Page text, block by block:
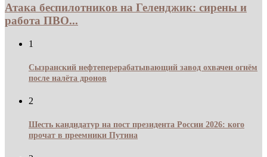
Атака беспилотников на Геленджик: сирены и
работа ПВО...
1
Сызранский нефтеперерабатывающий завод охвачен огнём
после налёта дронов
2
Шесть кандидатур на пост президента России 2026: кого
прочат в преемники Путина